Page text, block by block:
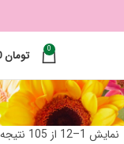
0 تومان0
نمایش 1–12 از 105 نتیجه